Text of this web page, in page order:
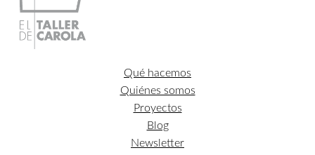
Qué hacemos
Quiénes somos
Proyectos
Blog
Newsletter